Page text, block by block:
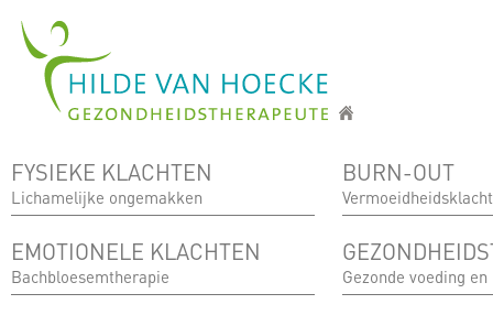
Overslaan en naar de inhoud gaan
FYSIEKE KLACHTEN
Lichamelijke ongemakken
BURN-OUT
EMOTIONELE KLACHTEN
Bachbloesemtherapie Gezonde voeding